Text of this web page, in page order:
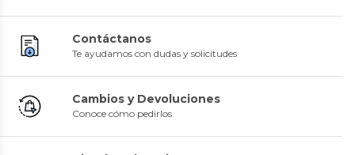
Contáctanos
Te ayudamos con dudas y solicitudes
Cambios y Devoluciones
Conoce cómo pedirlos